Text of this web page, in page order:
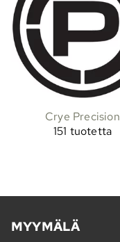
Crye Precision
151 tuotetta
MYYMÄLÄ